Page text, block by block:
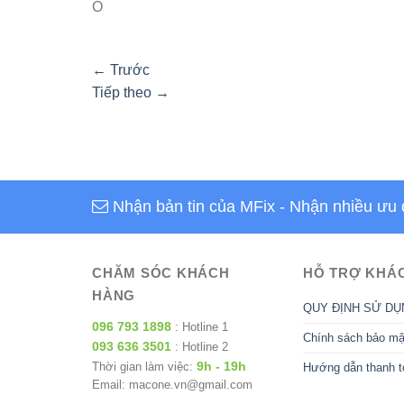
O
← Trước
Tiếp theo →
Nhận bản tin của MFix - Nhận nhiều ưu
CHĂM SÓC KHÁCH
HÀNG
096 793 1898 : Hotline 1
093 636 3501 : Hotline 2
Thời gian làm việc: 9h - 19h
Email: macone.vn@gmail.com
HỖ TRỢ
QUY ĐỊNH SỬ
Chính sách bảo
Hướng dẫn thanh